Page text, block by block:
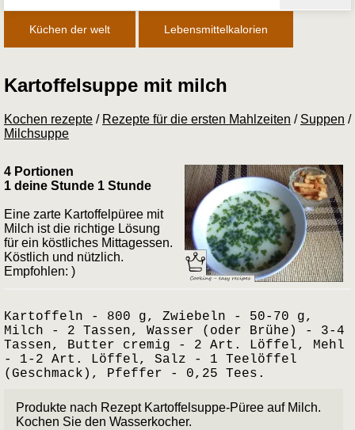
Küchen der welt Lebensmittelkalorien
Kartoffelsuppe mit milch
Kochen rezepte / Rezepte für die ersten Mahlzeiten / Suppen /
Milchsuppe
4 Portionen
1 deine Stunde 1 Stunde
Eine zarte Kartoffelpüree mit
Milch ist die richtige Lösung
für ein köstliches Mittagessen.
Köstlich und nützlich.
Empfohlen: )
Kartoffeln - 800 g, Zwiebeln - 50-70 g,
Milch - 2 Tassen, Wasser (oder Brühe) - 3-4
Tassen, Butter cremig - 2 Art. Löffel, Mehl
- 1-2 Art. Löffel, Salz - 1 Teelöffel
(Geschmack), Pfeffer - 0,25 Tees.
Produkte nach Rezept Kartoffelsuppe-Püree auf Milch.
Kochen Sie den Wasserkocher.